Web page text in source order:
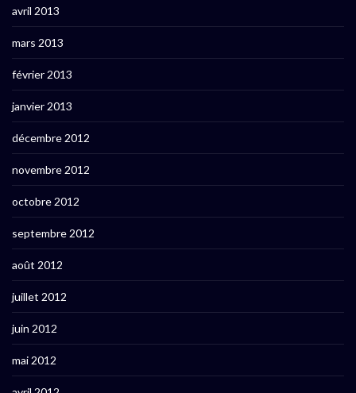
avril 2013
mars 2013
février 2013
janvier 2013
décembre 2012
novembre 2012
octobre 2012
septembre 2012
août 2012
juillet 2012
juin 2012
mai 2012